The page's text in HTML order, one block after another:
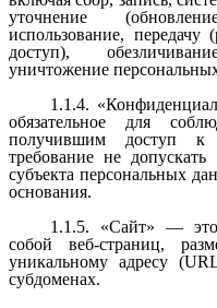
уточнение
использование, передачу
доступ),
уничтожение
1.1.4.
обязательное для
получившим доступ к
требование не допускать
субъекта персональных
основания.
1.1.5. «Сайт» — это
собой веб-страниц,
уникальному адресу
субдоменах.